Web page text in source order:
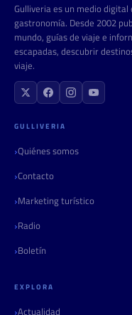
Gulliveria es un medio
gastronomía. Desde 2002
mundo, guías de viaje e
escapadas, descubrir
viaje.
GULLIVERIA
Quiénes somos
Contacto
Marketing turístico
Radio
Boletín
EXPLORA
Actualidad